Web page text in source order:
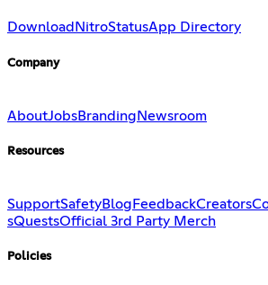
Download NitroStatusApp Directory
Company
AboutJobsBranding Newsroom
Resources
SupportSafetyBlog FeedbackCreators
sQuestsOfficial 3rd Party Merch
Policies